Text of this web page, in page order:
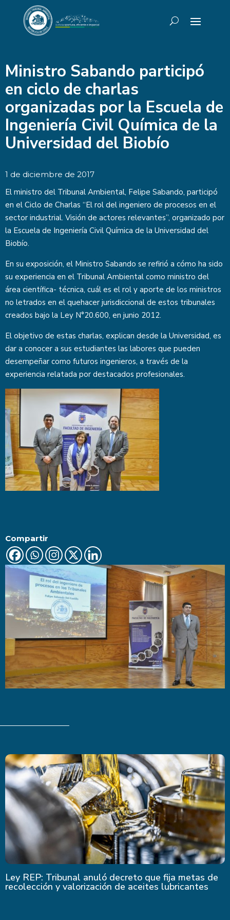
Ministro Sabando participó
en ciclo de charlas
organizadas por la Escuela de
Ingeniería Civil Química de la
Universidad del Biobío
1 de diciembre de 2017
El ministro del Tribunal Ambiental, Felipe Sabando, participó
en el Ciclo de Charlas “El rol del ingeniero de procesos en el
sector industrial. Visión de actores relevantes”, organizado por
la Escuela de Ingeniería Civil Química de la Universidad del
Biobío.
En su exposición, el Ministro Sabando se refirió a cómo ha sido
su experiencia en el Tribunal Ambiental como ministro del
área científica- técnica, cuál es el rol y aporte de los ministros
no letrados en el quehacer jurisdiccional de estos tribunales
creados bajo la Ley N°20.600, en junio 2012.
El objetivo de estas charlas, explican desde la Universidad, es
dar a conocer a sus estudiantes las labores que pueden
desempeñar como futuros ingenieros, a través de la
experiencia relatada por destacados profesionales.
Compartir
Ley REP: Tribunal anuló decreto que fija metas de
recolección y valorización de aceites lubricantes